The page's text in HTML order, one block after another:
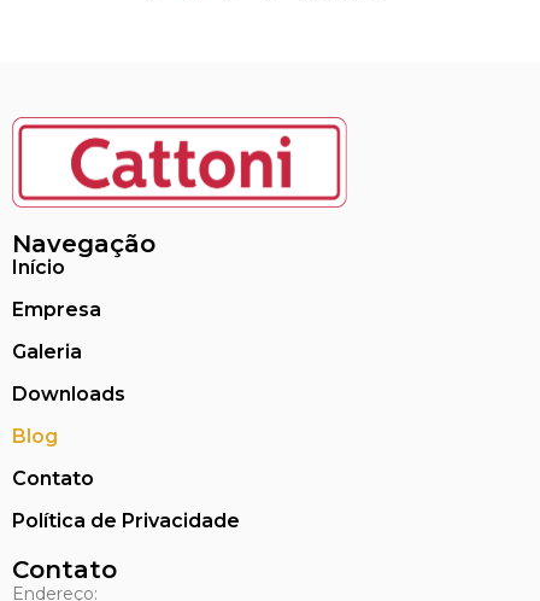
Navegação
Início
Empresa
Galeria
Downloads
Blog
Contato
Política de Privacidade
Contato
Endereço: